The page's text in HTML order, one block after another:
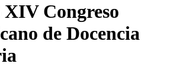
Congreso
de Docencia